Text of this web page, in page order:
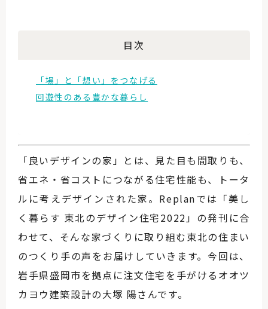
目次
「場」と「想い」をつなげる
回遊性のある豊かな暮らし
「良いデザインの家」とは、見た目も間取りも、
省エネ・省コストにつながる住宅性能も、トータ
ルに考えデザインされた家。Replanでは「美し
く暮らす 東北のデザイン住宅2022」の発刊に合
わせて、そんな家づくりに取り組む東北の住まい
のつくり手の声をお届けしていきます。今回は、
岩手県盛岡市を拠点に注文住宅を手がけるオオツ
カヨウ建築設計の大塚 陽さんです。